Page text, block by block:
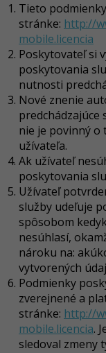
Tieto
stránke: http://
mobile.licencia
Poskytovateľ si
poskytovania
nutnosti
Nové znenie
nie je povinný
užívateľa.
Ak užívateľ
poskytovania
Užívateľ
služby udeľuje
spôsobom
nesúhlasí,
nároku na:
vytvorených
Podmienky
zverejnené a
stránke: http://
mobile.licencia.
sledoval zmeny